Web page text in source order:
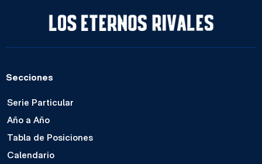
Secciones
Serie Particular
Año a Año
Tabla de Posiciones
Calendario